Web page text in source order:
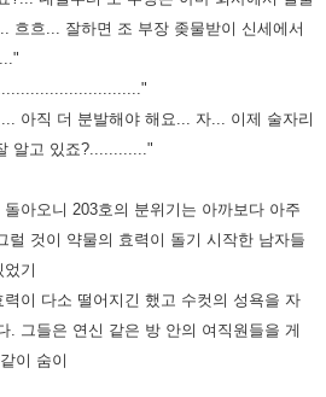
흐흐... 잘하면 조 부장 좆물받이 신세에서
아직 더 분발해야 해요... 자... 이제 술자리
알고 있죠?............"
아오니 203호의 분위기는 아까보다 아주
럴 것이 약물의 효력이 돌기 시작한 남자들
기
이 다소 떨어지긴 했고 수컷의 성욕을 자
. 그들은 연신 같은 방 안의 여직원들을 게
이 숨이